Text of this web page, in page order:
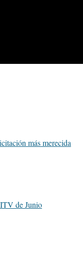
más merecida
de Junio